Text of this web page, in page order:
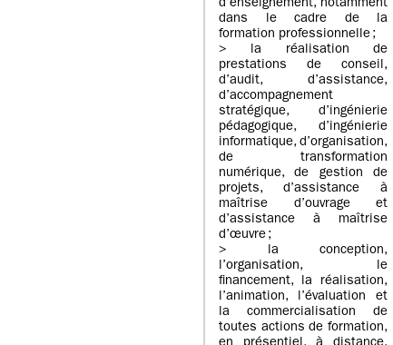
d’enseignement, notamment
dans le cadre de la
formation professionnelle ;
> la réalisation de
prestations de conseil,
d’audit, d’assistance,
d’accompagnement
stratégique, d’ingénierie
pédagogique, d’ingénierie
informatique, d’organisation,
de transformation
numérique, de gestion de
projets, d’assistance à
maîtrise d’ouvrage et
d’assistance à maîtrise
d’œuvre ;
> la conception,
l’organisation, le
financement, la réalisation,
l’animation, l’évaluation et
la commercialisation de
toutes actions de formation,